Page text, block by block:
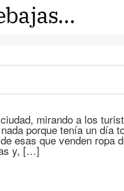
mirando a los
porque tenía un día
esas que venden ropa
y, […]